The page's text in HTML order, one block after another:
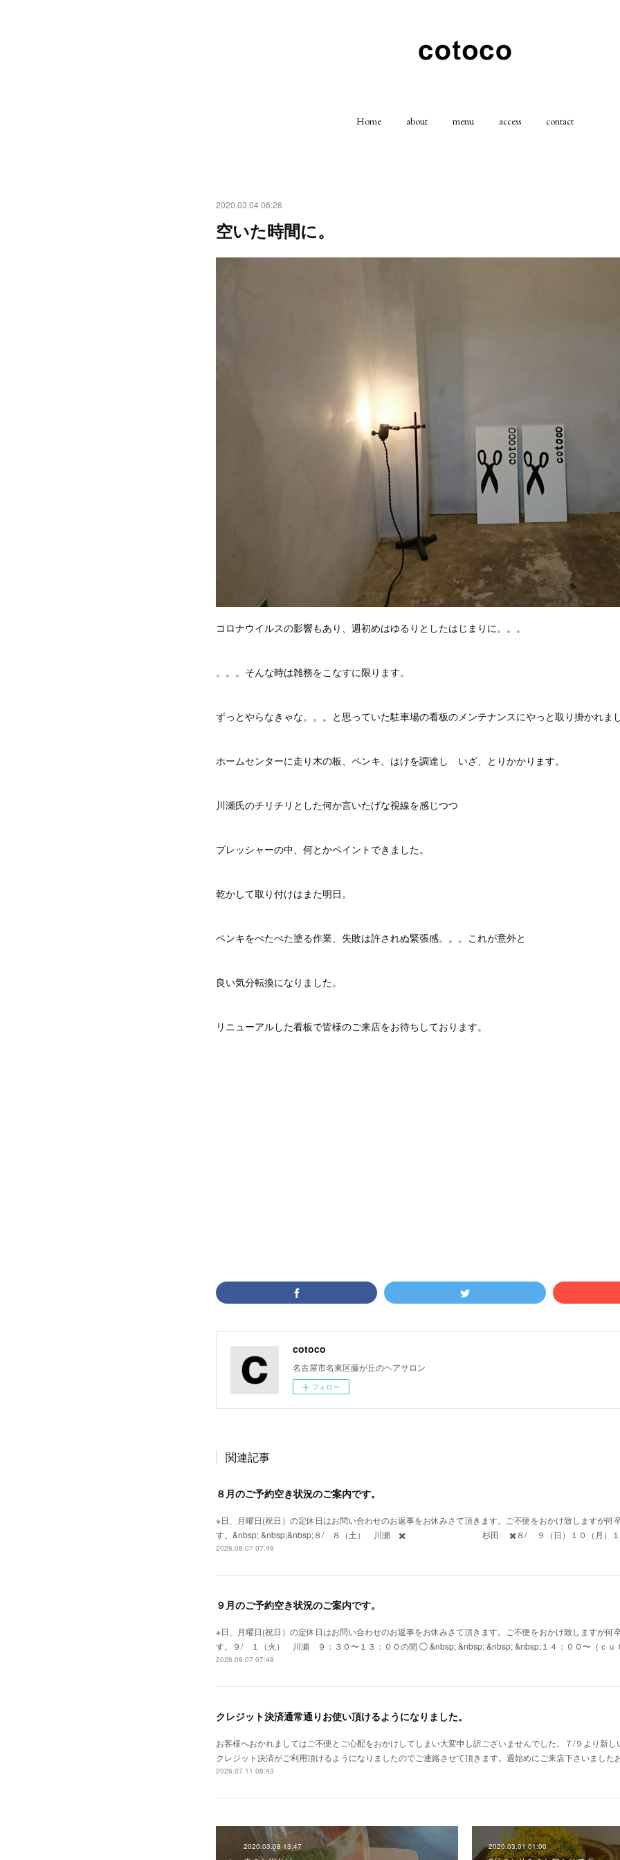
Home about menu access contact
2020.03.04 06:26
空いた時間に。
コロナウイルスの影響もあり、週初めはゆるりとしたはじまりに。。。
。。。そんな時は雑務をこなすに限ります。
ずっとやらなきゃな。。。と思っていた駐車場の看板のメンテナンスにやっと取り掛かれま
ホームセンターに走り木の板、ペンキ、はけを調達し いざ、とりかかります。
川瀬氏のチリチリとした何か言いたげな視線を感じつつ
プレッシャーの中、何とかペイントできました。
乾かして取り付けはまた明日。
ペンキをぺたぺた塗る作業、失敗は許されぬ緊張感。。。これが意外と
良い気分転換になりました。
リニューアルした看板で皆様のご来店をお待ちしております。
cotoco
名古屋市名東区藤が丘のヘアサロン
フォロー
関連記事
８月のご予約空き状況のご案内です。
※日、月曜日(祝日）の定休日はお問い合わせのお返事をお休みさて頂きます。ご不便をおかけ致しますが何
す。&nbsp; &nbsp;&nbsp;８/ ８（土） 川瀬 ✖️ 杉田 ✖️８/ ９（日）１０（月）１１
2026.08.07 07:49
９月のご予約空き状況のご案内です。
※日、月曜日(祝日）の定休日はお問い合わせのお返事をお休みさて頂きます。ご不便をおかけ致しますが何
す。９/ １（火） 川瀬 ９：３０〜１３：００の間 ◯ &nbsp; &nbsp; &nbsp; &nbsp;１４：０
2026.08.07 07:49
クレジット決済通常通りお使い頂けるようになりました。
お客様へおかれましてはご不便とご心配をおかけしてしまい大変申し訳ございませんでした。７/９より新
クレジット決済がご利用頂けるようになりましたのでご連絡させて頂きます。週始めにご来店下さいまし
2026.07.11 08:43
2020.03.08 13:47 2020.03.01 01:00